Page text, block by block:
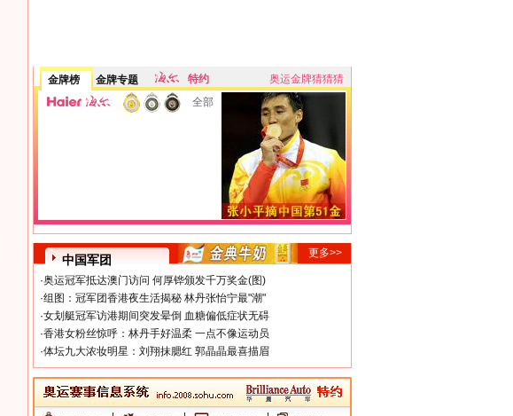
金牌榜 金牌专题 特约
奥运金牌猜猜猜
全部
中国军团
更多>>
·奥运冠军抵达澳门访问 何厚铧颁发千万奖金(图)
·组图：冠军团香港夜生活揭秘 林丹张怡宁最"潮"
·女划艇冠军访港期间突发晕倒 血糖偏低症状无碍
·香港女粉丝惊呼：林丹手好温柔 一点不像运动员
·体坛九大浓妆明星：刘翔抹腮红 郭晶晶最喜描眉